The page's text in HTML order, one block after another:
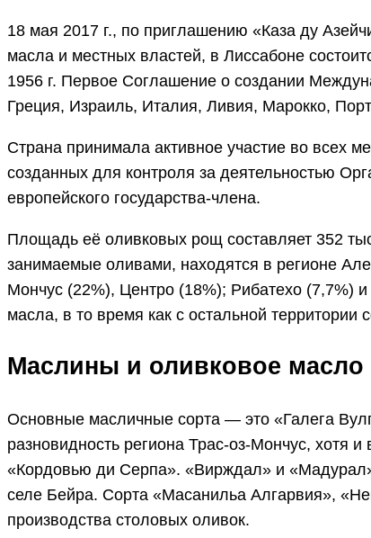
18 мая 2017 г., по приглашению «Каза ду
масла и местных властей, в Лиссабоне
1956 г. Первое Соглашение о создании
Греция, Израиль, Италия, Ливия, Марокко,
Страна принимала активное участие во всех
созданных для контроля за деятельностью
европейского государства-члена.
Площадь её оливковых рощ составляет 352
занимаемые оливами, находятся в регионе
Мончус (22%), Центро (18%); Рибатехо (7,7%)
масла, в то время как с остальной
Маслины и оливковое масло
Основные масличные сорта — это «Галега
разновидность региона Трас-оз-Мончус, хотя
«Кордовью ди Серпа». «Вирждал» и
селе Бейра. Сорта «Масанильа Алгарвия»,
производства столовых оливок.